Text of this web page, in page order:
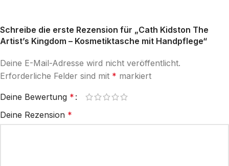
Schreibe die erste Rezension für „Cath Kidston The
Artist’s Kingdom – Kosmetiktasche mit Handpflege“
Deine E-Mail-Adresse wird nicht veröffentlicht.
Erforderliche Felder sind mit * markiert
Deine Bewertung *
Deine Rezension *